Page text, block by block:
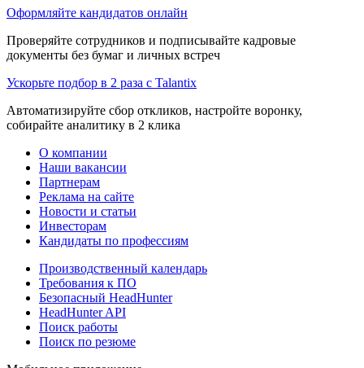
Оформляйте кандидатов онлайн
Проверяйте сотрудников и подписывайте кадровые
документы без бумаг и личных встреч
Ускорьте подбор в 2 раза с Talantix
Автоматизируйте сбор откликов, настройте воронку,
собирайте аналитику в 2 клика
О компании
Наши вакансии
Партнерам
Реклама на сайте
Новости и статьи
Инвесторам
Кандидаты по профессиям
Производственный календарь
Требования к ПО
Безопасный HeadHunter
HeadHunter API
Поиск работы
Поиск по резюме